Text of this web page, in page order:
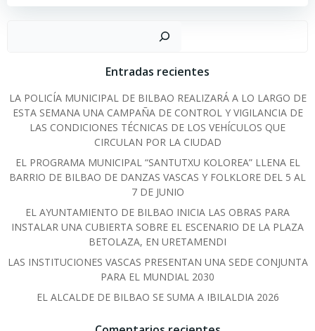
Entradas recientes
LA POLICÍA MUNICIPAL DE BILBAO REALIZARÁ A LO LARGO DE
ESTA SEMANA UNA CAMPAÑA DE CONTROL Y VIGILANCIA DE
LAS CONDICIONES TÉCNICAS DE LOS VEHÍCULOS QUE
CIRCULAN POR LA CIUDAD
EL PROGRAMA MUNICIPAL “SANTUTXU KOLOREA” LLENA EL
BARRIO DE BILBAO DE DANZAS VASCAS Y FOLKLORE DEL 5 AL
7 DE JUNIO
EL AYUNTAMIENTO DE BILBAO INICIA LAS OBRAS PARA
INSTALAR UNA CUBIERTA SOBRE EL ESCENARIO DE LA PLAZA
BETOLAZA, EN URETAMENDI
LAS INSTITUCIONES VASCAS PRESENTAN UNA SEDE CONJUNTA
PARA EL MUNDIAL 2030
EL ALCALDE DE BILBAO SE SUMA A IBILALDIA 2026